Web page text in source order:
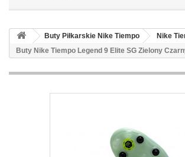
Buty Piłkarskie Nike Tiempo
Nike
Buty Nike Tiempo Legend 9 Elite SG Zielony